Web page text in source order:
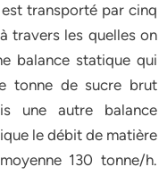
transporté par cinq
travers les quelles on
balance statique qui
tonne de sucre brut
une autre balance
le débit de matière
130 tonne/h.